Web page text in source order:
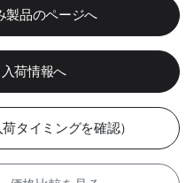
製品のページへ
荷情報へ
タイミングを確認）